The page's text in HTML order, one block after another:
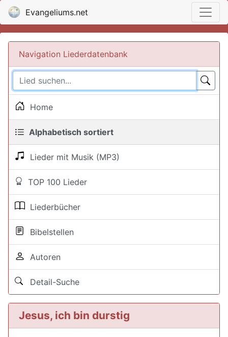
Evangeliums.net
Navigation Liederdatenbank
Home
Alphabetisch sortiert
Lieder mit Musik (MP3)
TOP 100 Lieder
Liederbücher
Bibelstellen
Autoren
Detail-Suche
Jesus, ich bin durstig